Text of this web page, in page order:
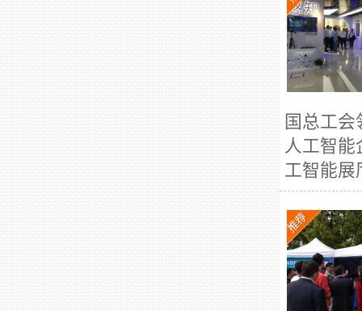
国总工会
人工智能
工智能展